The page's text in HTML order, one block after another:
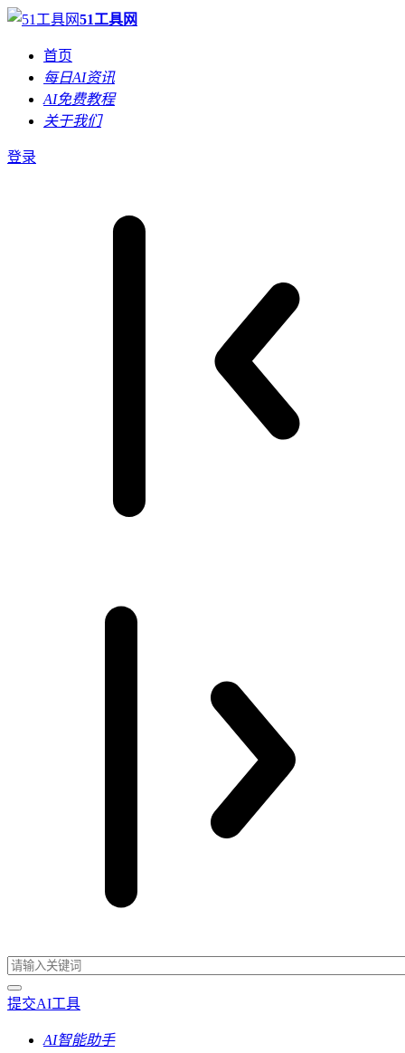
51工具网
首页
每日AI资讯
AI免费教程
关于我们
登录
提交AI工具
AI智能助手